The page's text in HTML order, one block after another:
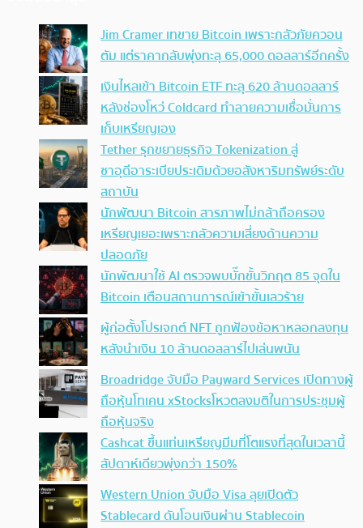
Jim Cramer เทขาย Bitcoin เพราะกลัวภัยควอน
ตัม แต่ราคากลับพุ่งทะลุ 65,000 ดอลลาร์อีกครั้ง
เงินไหลเข้า Bitcoin ETF ทะลุ 620 ล้านดอลลาร์
หลังช่องโหว่ Coldcard ทำลายความเชื่อมั่นการ
เก็บเหรียญเอง
Tether รุกขยายธุรกิจ Tokenization สู่
ซาอุดีอาระเบียประเดิมด้วยอสังหาริมทรัพย์ระดับ
สถาบัน
นักพัฒนา Bitcoin สารภาพไม่กล้าถือครอง
เหรียญเยอะเพราะกลัวความเสี่ยงด้านความ
ปลอดภัย
นักพัฒนาใช้ AI ตรวจพบบั๊กขั้นวิกฤต 85 จุดใน
Bitcoin เตือนสถานการณ์เข้าขั้นเลวร้าย
ผู้ก่อตั้งโปรเจกต์ NFT ถูกฟ้องข้อหาหลอกลงทุน
หลังนำเงิน 10 ล้านดอลลาร์ไปเล่นพนัน
Broadridge จับมือ Payward Services เปิดทางผู้
ถือหุ้นโทเคน xStocksโหวตลงมติในการประชุมผู้
ถือหุ้นจริง
Cashcat ขึ้นแท่นเหรียญมีมที่โตแรงที่สุดในเวลานี้
สัปดาห์เดียวพุ่งกว่า 150%
Western Union จับมือ Visa ลุยเปิดตัว
Stablecard ดันโอนเงินผ่าน Stablecoin